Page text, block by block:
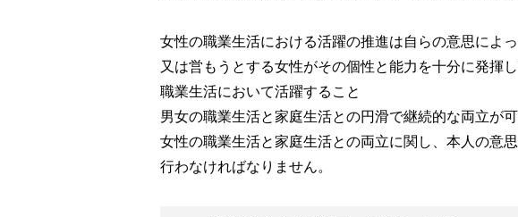
女性の職業生活における活躍の推進は自らの意思によっ
又は営もうとする女性がその個性と能力を十分に発揮
職業生活において活躍すること
男女の職業生活と家庭生活との円滑で継続的な両立が
女性の職業生活と家庭生活との両立に関し、本人の意
行わなければなりません。